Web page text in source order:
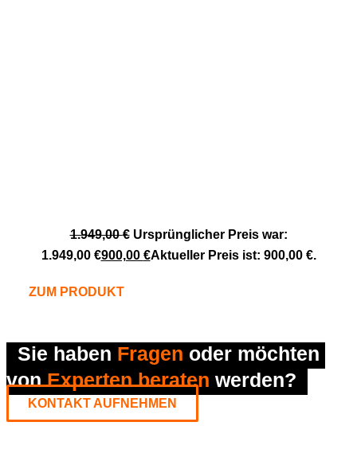
1.949,00€ Ursprünglicher Preis war:
1.949,00 €900,00 €Aktueller Preis ist: 900,00 €.
ZUM PRODUKT
Sie haben Fragen oder möchten
von Experten beraten werden?
KONTAKT AUFNEHMEN